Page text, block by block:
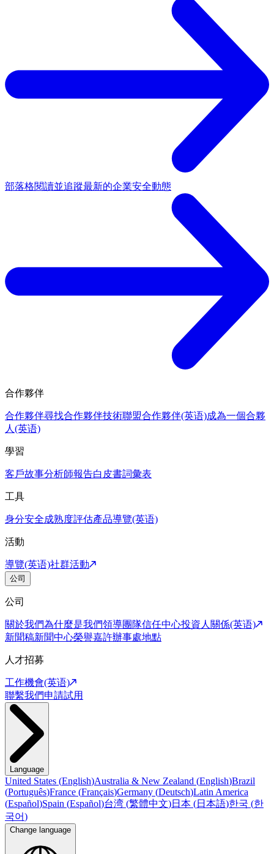
部落格閱讀並追蹤最新的企業安全動態
合作夥伴
合作夥伴尋找合作夥伴技術聯盟合作夥伴(英语)成為一個合夥
人(英语)
學習
客戶故事分析師報告白皮書詞彙表
工具
身分安全成熟度評估產品導覽(英语)
活動
導覽(英语)社群活動
公司
公司
關於我們為什麼是我們領導團隊信任中心投資人關係(英语)
新聞稿新聞中心榮譽嘉許辦事處地點
人才招募
工作機會(英语)
聯繫我們申請試用
Language
United States (English)Australia & New Zealand (English)Brazil
(Português)France (Français)Germany (Deutsch)Latin America
(Español)Spain (Español)台湾 (繁體中文)日本 (日本語)한국 (한
국어)
Change language